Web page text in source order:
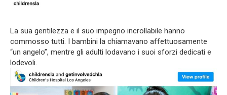
La sua gentilezza e il suo impegno incrollabile hanno
commosso tutti. I bambini la chiamavano affettuosamente
“un angelo”, mentre gli adulti lodavano i suoi sforzi dedicati e
lodevoli.